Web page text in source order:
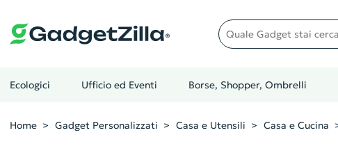
Quale gadget stai cercando?
Ecologici Ufficio ed Eventi Borse, Shopper, Ombrelli
Home Gadget Personalizzati Casa e Utensili Casa e Cucina